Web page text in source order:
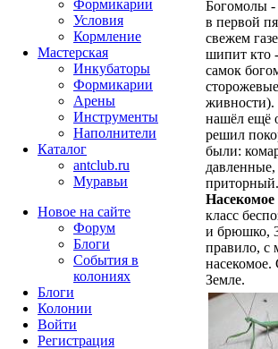
Богомолы
в первой
свежем
шипит кто
самок
живности).
нашёл ещё
решил
были:
Насекомое
класс
и брюшко,
правило, с
насекомое.
Земле.
Формикарии
Условия
Кормление
Мастерская
Инкубаторы
Формикарии
Арены
Инструменты
Наполнители
Каталог
antclub.ru
Муравьи
Новое на сайте
Форум
Блоги
События в
колониях
Блоги
Колонии
Войти
Peгиcтpaция